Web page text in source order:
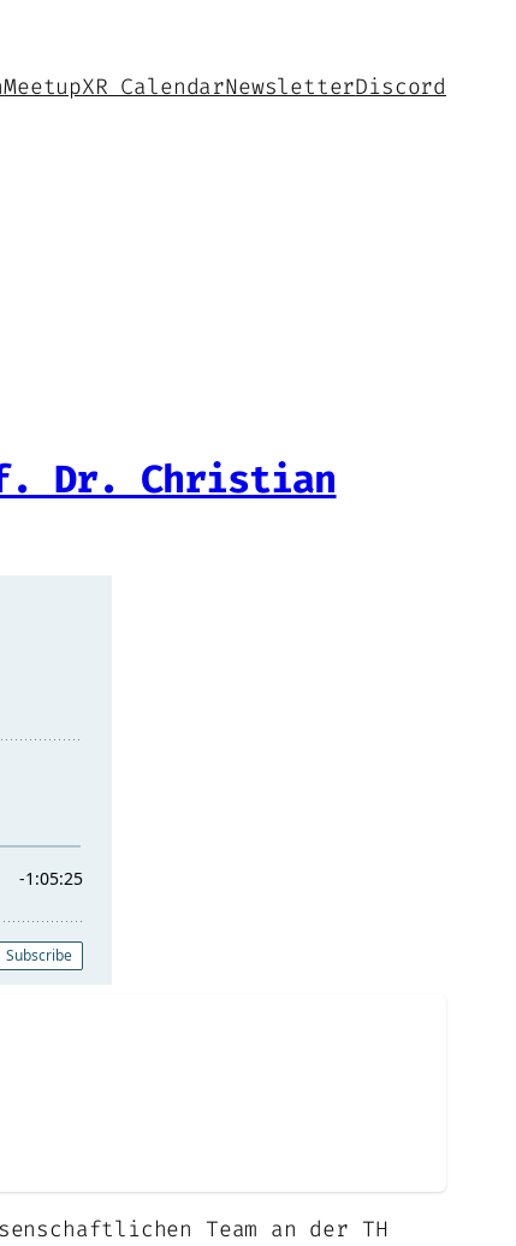
MeetupXR CalendarNewsletterDiscord
Dr. Christian
Team an der TH